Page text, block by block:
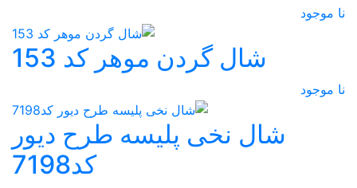
نا موجود
شال گردن موهر کد 153
نا موجود
شال نخی پلیسه طرح دیور
کد7198